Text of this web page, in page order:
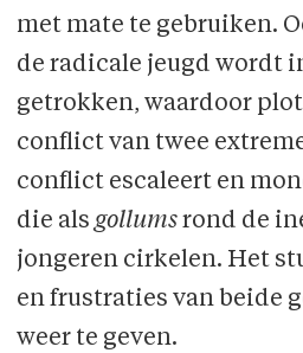
met mate te gebruiken.
de radicale jeugd wordt
getrokken, waardoor
conflict van twee
conflict escaleert en
die alsgollumsrond de
jongeren cirkelen. Het
en frustraties van beide
weer te geven.